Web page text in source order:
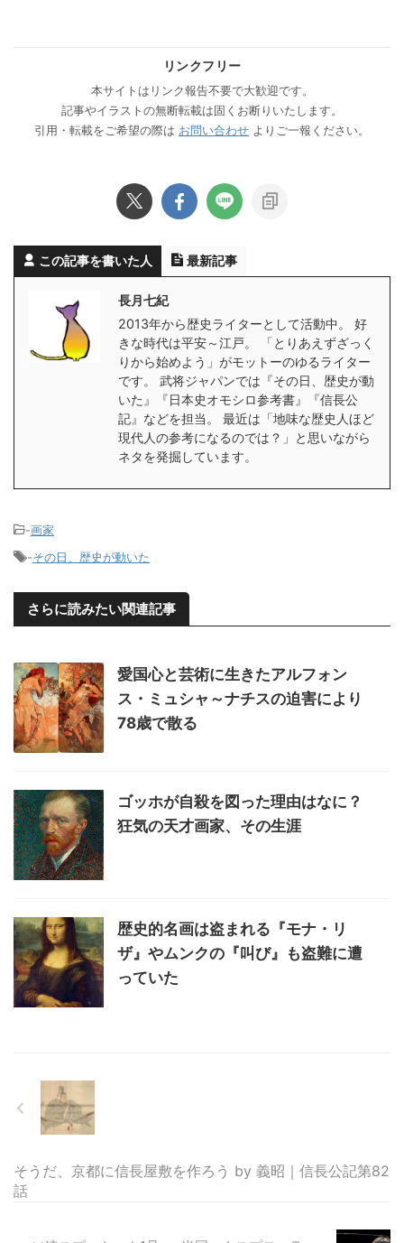
リンクフリー
本サイトはリンク報告不要で大歓迎です。
記事やイラストの無断転載は固くお断りいたします。
引用・転載をご希望の際は お問い合わせ よりご一報ください。
この記事を書いた人 最新記事
長月七紀
2013年から歴史ライターとして活動中。 好
きな時代は平安～江戸。 「とりあえずざっく
りから始めよう」がモットーのゆるライター
です。 武将ジャパンでは『その日、歴史が動
いた』『日本史オモシロ参考書』『信長公
記』などを担当。 最近は「地味な歴史人ほど
現代人の参考になるのでは？」と思いながら
ネタを発掘しています。
-画家
-その日、歴史が動いた
さらに読みたい関連記事
愛国心と芸術に生きたアルフォン
ス・ミュシャ～ナチスの迫害により
78歳で散る
ゴッホが自殺を図った理由はなに？
狂気の天才画家、その生涯
歴史的名画は盗まれる『モナ・リ
ザ』やムンクの『叫び』も盗難に遭
っていた
そうだ、京都に信長屋敷を作ろう by 義昭｜信長公記第82
話